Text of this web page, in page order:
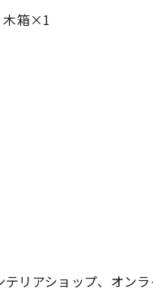
木箱×1
リアショップ、オン